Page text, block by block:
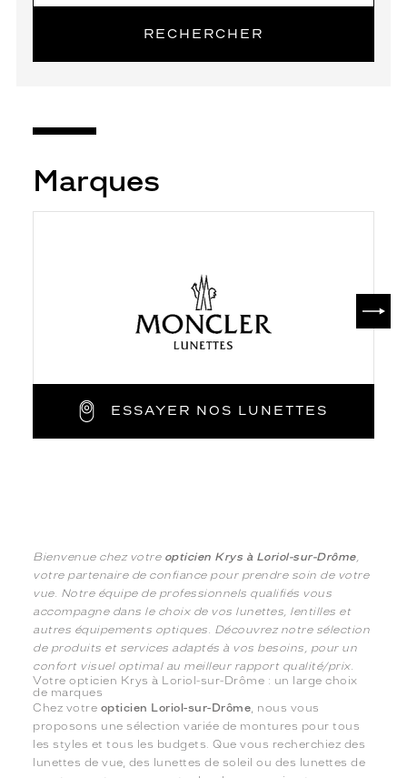
RECHERCHER
Marques
ESSAYER NOS LUNETTES
Bienvenue chez votre opticien Krys à Loriol-sur-Drôme,
votre partenaire de confiance pour prendre soin de votre
vue. Notre équipe de professionnels qualifiés vous
accompagne dans le choix de vos lunettes, lentilles et
autres équipements optiques. Découvrez notre sélection
de produits et services adaptés à vos besoins, pour un
confort visuel optimal au meilleur rapport qualité/prix.
Votre opticien Krys à Loriol-sur-Drôme : un large choix
de marques
Chez votre opticien Loriol-sur-Drôme, nous vous
proposons une sélection variée de montures pour tous
les styles et tous les budgets. Que vous recherchiez des
lunettes de vue, des lunettes de soleil ou des lunettes de